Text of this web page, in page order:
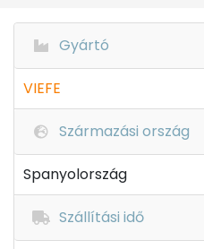
Gyártó
VIEFE
Származási ország
Spanyolország
Szállítási idő